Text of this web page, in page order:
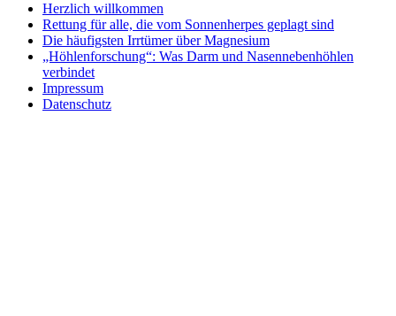
Herzlich willkommen
Rettung für alle, die vom Sonnenherpes geplagt sind
Die häufigsten Irrtümer über Magnesium
„Höhlenforschung“: Was Darm und Nasennebenhöhlen
verbindet
Impressum
Datenschutz